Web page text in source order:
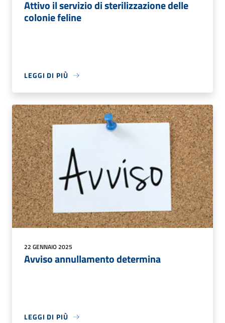
Attivo il servizio di sterilizzazione delle
colonie feline
LEGGI DI PIÙ
22 GENNAIO 2025
Avviso annullamento determina
LEGGI DI PIÙ